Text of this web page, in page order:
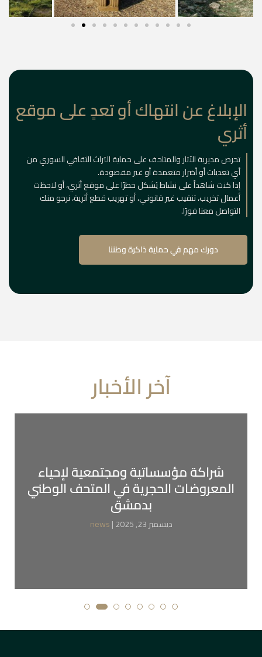
الإبلاغ عن انتهاك أو تعدٍ على موقع
أثري
تحرص مديرية الآثار والمتاحف على حماية التراث الثقافي السوري من
أي تعديات أو أضرار متعمدة أو غير مقصودة.
إذا كنت شاهداً على نشاط يُشكل خطرًا على موقع أثري، أو لاحظت
أعمال تخريب، تنقيب غير قانوني، أو تهريب قطع أثرية، نرجو منك
التواصل معنا فورًا.
دورك مهم في حماية ذاكرة وطننا
آخر الأخبار
شراكة مؤسساتية ومجتمعية لإحياء
المعروضات الحجرية في المتحف الوطني
بدمشق
news | ديسمبر 23, 2025